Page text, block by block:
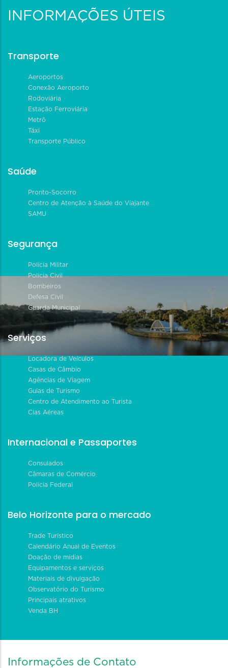
INFORMAÇÕES ÚTEIS
Transporte
Aeroportos
Conexão Aeroporto
Rodoviária
Estação Ferroviária
Metrô
Táxi
Transporte Público
Saúde
Pronto-Socorro
Centro de Atenção à Saúde do Viajante
SAMU
Segurança
Polícia Militar
Polícia Civil
Bombeiros
Defesa Civil
Guarda Municipal
Serviços
Locadora de Veículos
Casas de Câmbio
Agências de Viagem
Guias de Turismo
Centro de Atendimento ao Turista
Cias Aéreas
Internacional e Passaportes
Consulados
Câmaras de Comércio
Polícia Federal
Belo Horizonte para o mercado
Trade Turístico
Calendário Anual de Eventos
Doação de mídias
Equipamentos e serviços
Materiais de divulgação
Observatório do Turismo
Principais atrativos
Venda BH
Informações de Contato